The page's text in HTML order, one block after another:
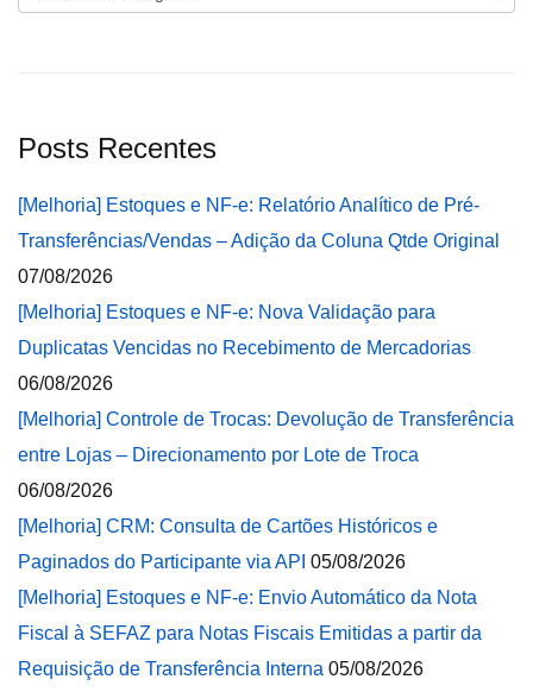
Posts Recentes
[Melhoria] Estoques e NF-e: Relatório Analítico de Pré-
Transferências/Vendas – Adição da Coluna Qtde Original
07/08/2026
[Melhoria] Estoques e NF-e: Nova Validação para
Duplicatas Vencidas no Recebimento de Mercadorias
06/08/2026
[Melhoria] Controle de Trocas: Devolução de Transferência
entre Lojas – Direcionamento por Lote de Troca
06/08/2026
[Melhoria] CRM: Consulta de Cartões Históricos e
Paginados do Participante via API 05/08/2026
[Melhoria] Estoques e NF-e: Envio Automático da Nota
Fiscal à SEFAZ para Notas Fiscais Emitidas a partir da
Requisição de Transferência Interna 05/08/2026